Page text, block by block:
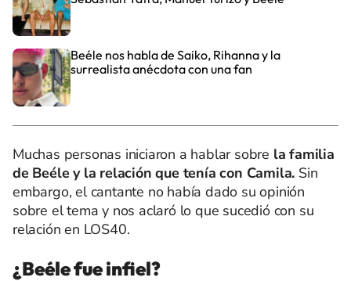
Beéle nos habla de Saiko, Rihanna y la
surrealista anécdota con una fan
Muchas personas iniciaron a hablar sobre la familia
de Beéle y la relación que tenía con Camila. Sin
embargo, el cantante no había dado su opinión
sobre el tema y nos aclaró lo que sucedió con su
relación en LOS40.
¿Beéle fue infiel?